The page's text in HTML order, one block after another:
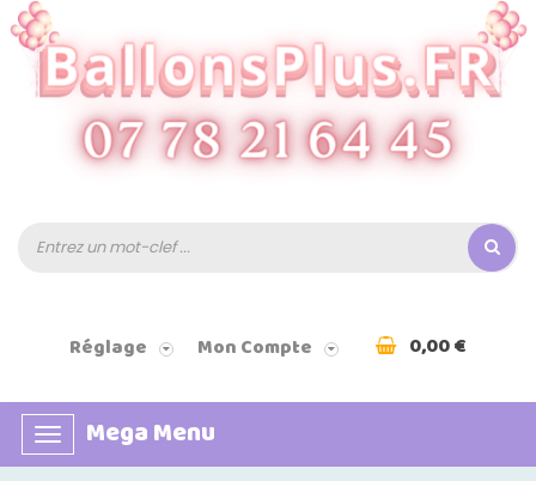
Réglage Mon Compte 0,00 €
Basculer
la
Mega Menu